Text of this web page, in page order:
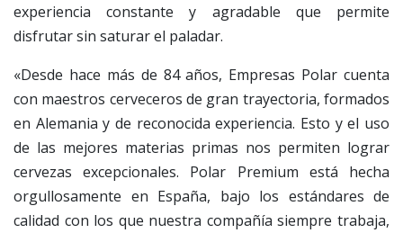
experiencia constante y agradable que permite
disfrutar sin saturar el paladar.
«Desde hace más de 84 años, Empresas Polar cuenta
con maestros cerveceros de gran trayectoria, formados
en Alemania y de reconocida experiencia. Esto y el uso
de las mejores materias primas nos permiten lograr
cervezas excepcionales. Polar Premium está hecha
orgullosamente en España, bajo los estándares de
calidad con los que nuestra compañía siempre trabaja,